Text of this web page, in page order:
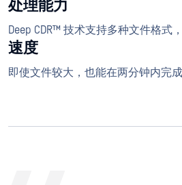
处理能力
Deep CDR™ 技术支持多种文件格式
速度
即使文件较大，也能在两分钟内完成